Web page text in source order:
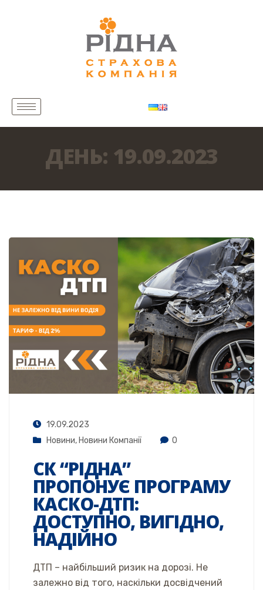
ДЕНЬ: 19.09.2023
19.09.2023
Новини, Новини Компанії 0
СК “РІДНА”
ПРОПОНУЄ ПРОГРАМУ
КАСКО-ДТП:
ДОСТУПНО, ВИГІДНО,
НАДІЙНО
ДТП – найбільший ризик на дорозі. Не
залежно від того, наскільки досвідчений